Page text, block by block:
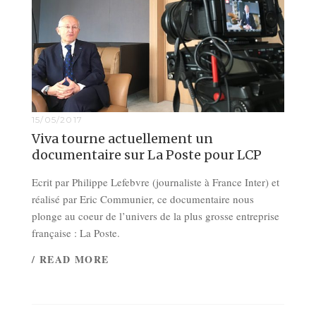
15/05/2017
Viva tourne actuellement un
documentaire sur La Poste pour LCP
Ecrit par Philippe Lefebvre (journaliste à France Inter) et
réalisé par Eric Communier, ce documentaire nous
plonge au coeur de l’univers de la plus grosse entreprise
française : La Poste.
/ READ MORE